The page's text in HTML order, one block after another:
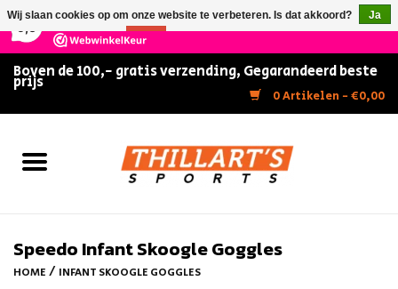
147 Reviews ×
Boven de 100,- gratis verzending, Gegarandeerd beste
prijs
0 Artikelen - €0,00
Home
Speedo Infant Skoogle Goggles
HOME / INFANT SKOOGLE GOGGLES
Wij slaan cookies op om onze website te verbeteren. Is dat akkoord?
Ja
Nee